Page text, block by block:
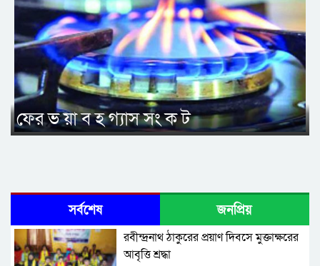
ফের ভ য়া ব হ গ্যাস সং ক ট
সর্বশেষ জনপ্রিয়
রবীন্দ্রনাথ ঠাকুরের প্রয়াণ দিবসে মুক্তাক্ষরের
আবৃত্তি শ্রদ্ধা